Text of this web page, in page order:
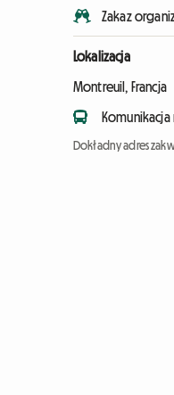
Zakaz
Lokalizacja
Montreuil, Francja
Komunikacja
Dokładny adres